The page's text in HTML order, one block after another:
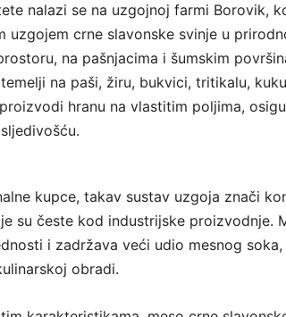
nalazi se na uzgojnoj farmi Borovik,
uzgojem crne slavonske svinje u
na pašnjacima i šumskim
na paši, žiru, bukvici, tritikalu,
hranu na vlastitim poljima,
kupce, takav sustav uzgoja znači
su česte kod industrijske proizvodnje.
i zadržava veći udio mesnog
obradi.